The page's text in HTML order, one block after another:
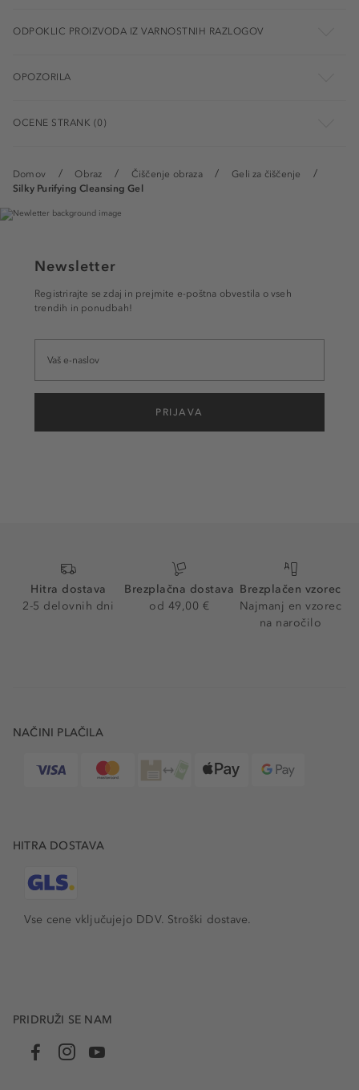
Domov Obraz Čiščenje obraza
Geli za čiščenje
Silky Purifying Cleansing Gel
ODPOKLIC PROIZVODA IZ VARNOSTNIH RAZLOGOV
OPOZORILA
OCENE STRANK (0)
Newsletter
Registrirajte se zdaj in prejmite e-poštna obvestila o vseh
trendih in ponudbah!
PRIJAVA
Hitra dostava
2-5 delovnih dni
Brezplačna dostava
od 49,00 €
Brezplačen vzorec
Najmanj en vzorec
na naročilo
NAČINI PLAČILA
HITRA DOSTAVA
Vse cene vključujejo DDV. Stroški dostave.
PRIDRUŽI SE NAM